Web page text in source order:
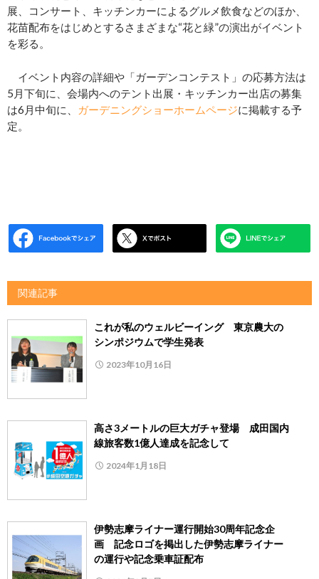
展、コンサート、キッチンカーによるグルメ飲食などのほか、
花苗配布をはじめとするさまざまな“花と緑”の演出がイベント
を彩る。
イベント内容の詳細や「ガーデンコンテスト」の応募方法は
5月下旬に、会場内へのテント出展・キッチンカー出店の募集
は6月中旬に、
ガーデニングショーホームページに掲載する予
定。
関連記事
これが私のウェルビーイング 東京農大の
シンポジウムで学生発表
2023年10月16日
高さ3メートルの巨大ガチャ登場 成田国内
線旅客数1億人達成を記念して
2024年1月18日
伊勢志摩ライナー運行開始30周年記念企
画 記念ロゴを掲出した伊勢志摩ライナー
の運行や記念乗車証配布